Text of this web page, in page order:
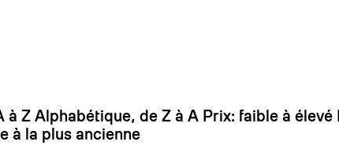
à Z Alphabétique, de Z à A Prix: faible à élevé
à la plus ancienne